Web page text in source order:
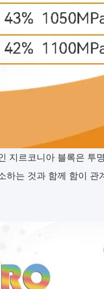
지르코니아 블록은 투
하는 것과 함께 함이